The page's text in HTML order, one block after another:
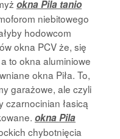
okna Pila tanio
niebitowego
hodowcom
okna PCV że, się
to okna aluminiowe
okna Piła. To,
garażowe, ale czyli
czarnocinian łasicą
okna Pila
chybotnięcia